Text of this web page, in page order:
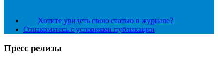
Хотите увидеть свою статью в журнале?
Ознакомьтесь с условиями публикации
Пресс релизы